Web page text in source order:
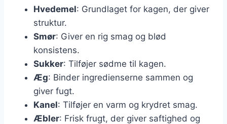
Hvedemel: Grundlaget for kagen, der giver
struktur.
Smør: Giver en rig smag og blød
konsistens.
Sukker: Tilføjer sødme til kagen.
Æg: Binder ingredienserne sammen og
giver fugt.
Kanel: Tilføjer en varm og krydret smag.
Æbler: Frisk frugt, der giver saftighed og